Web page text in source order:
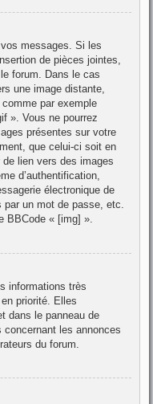
messages. Si les
de pièces jointes,
forum. Dans le cas
une image distante,
par exemple
». Vous ne pourrez
présentes sur votre
que celui-ci soit en
de lien vers des images
d’authentification,
électronique de
par un mot de passe, etc.
BBCode « [img] ».
informations très
priorité. Elles
dans le panneau de
concernant les annonces
du forum.